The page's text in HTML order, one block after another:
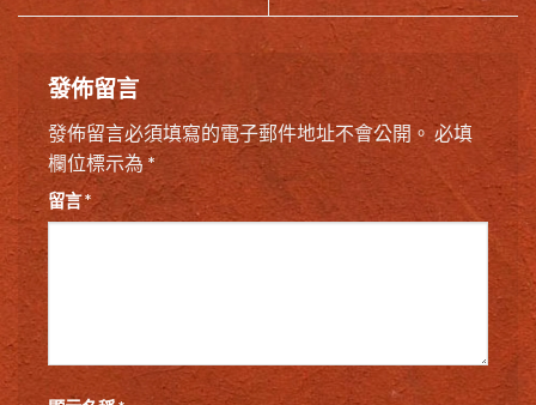
發佈留言
發佈留言必須填寫的電子郵件地址不會公開。 必填
欄位標示為 *
留言*